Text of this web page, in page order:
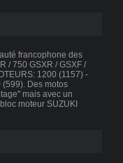
francophone des
/ 750 GSXR / GSXF /
1200 (1157) -
(599). Des motos
mais avec un
moteur SUZUKI